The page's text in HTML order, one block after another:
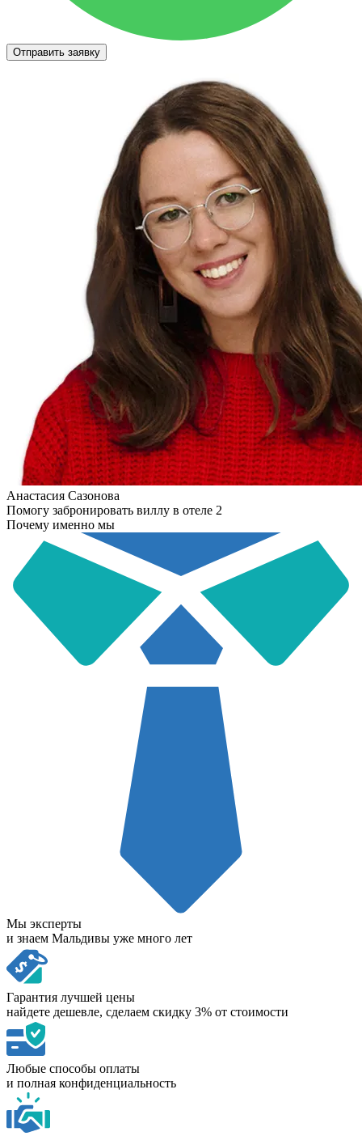
Отправить заявку
Анастасия Сазонова
Помогу забронировать виллу в отеле 2
Почему именно мы
Мы эксперты
и знаем Мальдивы уже много лет
Гарантия лучшей цены
найдете дешевле, сделаем скидку 3% от стоимости
Любые способы оплаты
и полная конфиденциальность